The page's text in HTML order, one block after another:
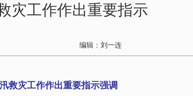
灾工作作出重要指示
编辑：刘一连
灾工作作出重要指示强调